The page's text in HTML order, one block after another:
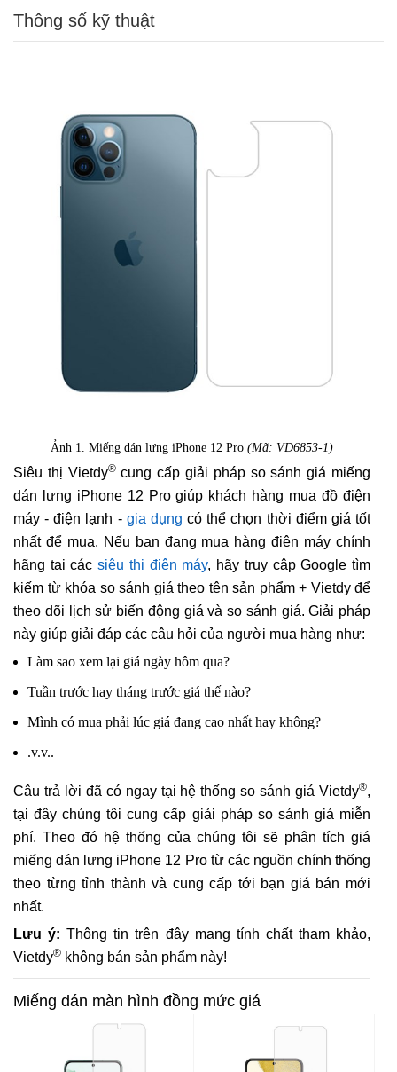
Thông số kỹ thuật
Ảnh 1. Miếng dán lưng iPhone 12 Pro (Mã: VD6853-1)
Siêu thị Vietdy®cung cấp giải pháp so sánh giá miếng
dán lưng iPhone 12 Pro giúp khách hàng mua đồ điện
máy - điện lạnh - gia dụng có thể chọn thời điểm giá tốt
nhất để mua. Nếu bạn đang mua hàng điện máy chính
hãng tại cácsiêu thị điện máy, hãy truy cập Google tìm
kiếm từ khóa so sánh giá theo tên sản phẩm + Vietdy để
theo dõi lịch sử biến động giá và so sánh giá. Giải pháp
này giúp giải đáp các câu hỏi của người mua hàng như:
Làm sao xem lại giá ngày hôm qua?
Tuần trước hay tháng trước giá thế nào?
Mình có mua phải lúc giá đang cao nhất hay không?
.v.v..
Câu trả lời đã có ngay tại hệ thống so sánh giá Vietdy®,
tại đây chúng tôi cung cấp giải pháp so sánh giá miễn
phí. Theo đó hệ thống của chúng tôi sẽ phân tích giá
miếng dán lưng iPhone 12 Pro từ các nguồn chính thống
theo từng tỉnh thành và cung cấp tới bạn giá bán mới
nhất.
Lưu ý: Thông tin trên đây mang tính chất tham khảo,
Vietdy® không bán sản phẩm này!
Miếng dán màn hình đồng mức giá